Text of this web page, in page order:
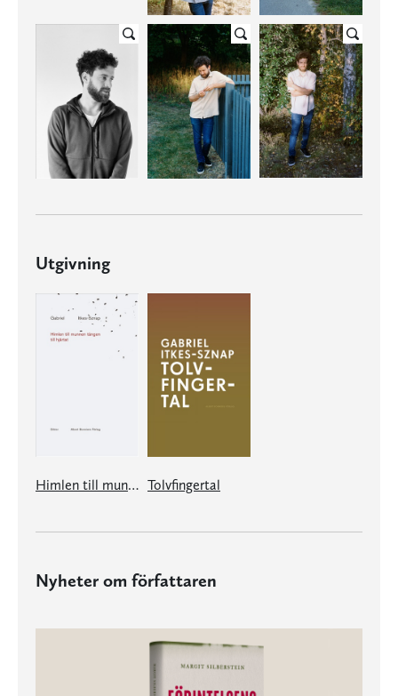
Utgivning
Himlen till munnen tången till hjärtat Tolvfingertal
Nyheter om författaren